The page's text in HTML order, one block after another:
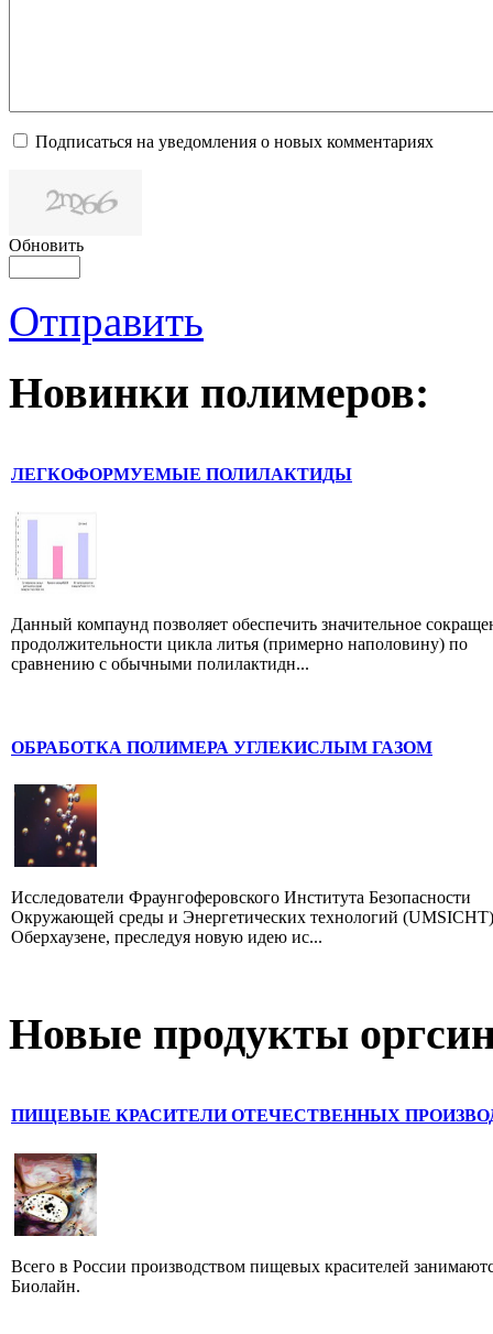
Подписаться на уведомления о новых комментариях
Обновить
Отправить
Новинки полимеров:
ЛЕГКОФОРМУЕМЫЕ ПОЛИЛАКТИДЫ
Данный компаунд позволяет обеспечить значительное
продолжительности цикла литья (примерно наполовину) по
сравнению с обычными полилактидн...
ОБРАБОТКА ПОЛИМЕРА УГЛЕКИСЛЫМ ГАЗОМ
Исследователи Фраунгоферовского Института Безопасности
Окружающей среды и Энергетических технологий
Оберхаузене, преследуя новую идею ис...
Новые продукты
ПИЩЕВЫЕ КРАСИТЕЛИ ОТЕЧЕСТВЕННЫХ
Всего в России производством пищевых красителей
Биолайн.